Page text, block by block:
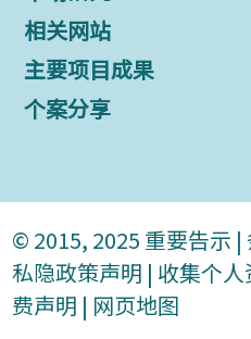
相关网站
主要项目成果
个案分享
© 2015, 2025 重要告示 |
私隐政策声明 | 收集个
费声明 | 网页地图